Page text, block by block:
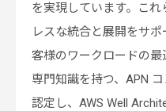
を実現しています。こ
レスな統合と展開をサ
客様のワークロードの
専門知識を持つ、APN
認定し、AWS Well